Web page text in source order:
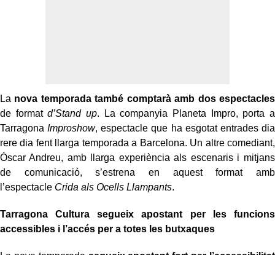
La nova temporada també comptarà amb dos espectacles
de formatd’Stand up. La companyia Planeta Impro, porta a
TarragonaImproshow, espectacle que ha esgotat entrades dia
rere dia fent llarga temporada a Barcelona. Un altre comediant,
Óscar Andreu, amb llarga experiència als escenaris i mitjans
de comunicació, s’estrena en aquest format amb
l’espectacle Crida als Ocells Llampants.
Tarragona Cultura segueix apostant per les funcions
accessibles i l’accés per a totes les butxaques